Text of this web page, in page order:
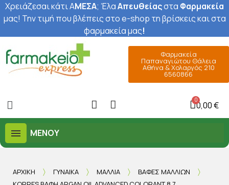
Χρειάζεσαι κάτι ΑΜΕΣΑ; ΈλαΑπευθείαςστα Φαρμακεία
μας! Την τιμή που βλέπεις στο e-shop τη βρίσκεις και στα
φαρμακεία μας!
Φαρμακεία
Παπαναγιώτου Θάλεια
Αθήνα & Χολαργός 210
6560866
0,00 €
ΜΕΝΟΎ
ΑΡΧΙΚΉ ΓΥΝΑΊΚΑ ΜΑΛΛΙΆ
ΒΑΦΈΣ ΜΑΛΛΙΏΝ